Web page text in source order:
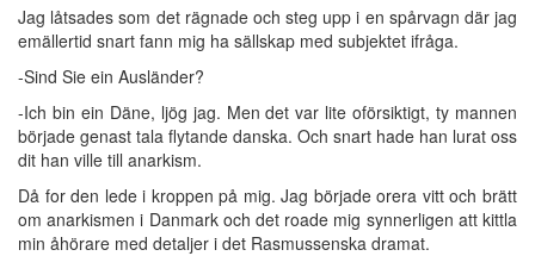
Jag låtsades som det rägnade och steg upp i en spårvagn där jag
emällertid snart fann mig ha sällskap med subjektet ifråga.
-Sind Sie ein Ausländer?
-Ich bin ein Däne, ljög jag. Men det var lite oförsiktigt, ty mannen
började genast tala flytande danska. Och snart hade han lurat oss
dit han ville till anarkism.
Då for den lede i kroppen på mig. Jag började orera vitt och brätt
om anarkismen i Danmark och det roade mig synnerligen att kittla
min åhörare med detaljer i det Rasmussenska dramat.